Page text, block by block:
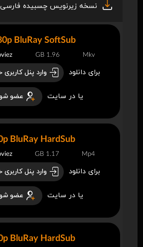
نسخه زیرنویس چسبیده فارسی
برای دانلود وارد پنل
یا در سایت عضو
BluRay SoftSub
1.96 GB Mkv
برای دانلود وارد پنل
یا در سایت عضو
BluRay HardSub
1.17 GB Mp4
BluRay HardSub